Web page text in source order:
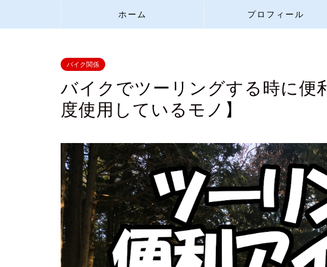
ホーム プロフィール
バイク関係
バイクでツーリングする時に便
度使用しているモノ】